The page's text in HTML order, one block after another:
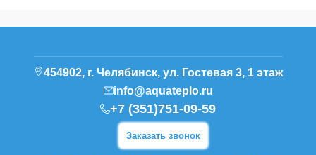
454902, г. Челябинск, ул. Гостевая 3, 1 этаж
info@aquateplo.ru
+7 (351)751-09-59
Заказать звонок